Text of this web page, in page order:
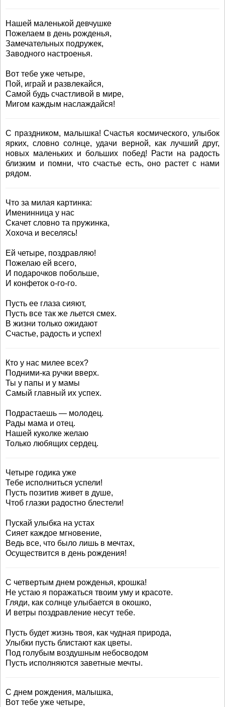
Нашей маленькой девчушке
Пожелаем в день рожденья,
Замечательных подружек,
Заводного настроенья.
Вот тебе уже четыре,
Пой, играй и развлекайся,
Самой будь счастливой в мире,
Мигом каждым наслаждайся!
С праздником, малышка! Счастья космического, улыбок
ярких, словно солнце, удачи верной, как лучший друг,
новых маленьких и больших побед! Расти на радость
близким и помни, что счастье есть, оно растет с нами
рядом.
Что за милая картинка:
Именинница у нас
Скачет словно та пружинка,
Хохоча и веселясь!
Ей четыре, поздравляю!
Пожелаю ей всего,
И подарочков побольше,
И конфеток о-го-го.
Пусть ее глаза сияют,
Пусть все так же льется смех.
В жизни только ожидают
Счастье, радость и успех!
Кто у нас милее всех?
Подними-ка ручки вверх.
Ты у папы и у мамы
Самый главный их успех.
Подрастаешь — молодец.
Рады мама и отец.
Нашей куколке желаю
Только любящих сердец.
Четыре годика уже
Тебе исполниться успели!
Пусть позитив живет в душе,
Чтоб глазки радостно блестели!
Пускай улыбка на устах
Сияет каждое мгновение,
Ведь все, что было лишь в мечтах,
Осуществится в день рождения!
С четвертым днем рожденья, крошка!
Не устаю я поражаться твоим уму и красоте.
Гляди, как солнце улыбается в окошко,
И ветры поздравление несут тебе.
Пусть будет жизнь твоя, как чудная природа,
Улыбки пусть блистают как цветы.
Под голубым воздушным небосводом
Пусть исполняются заветные мечты.
С днем рождения, малышка,
Вот тебе уже четыре,